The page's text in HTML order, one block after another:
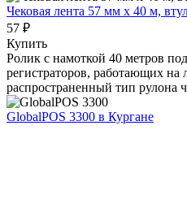
Чековая лента 57 мм x 40 м,
57 ₽
Купить
Ролик с намоткой 40 метров
регистраторов, работающих
распространенный тип рулона
GlobalPOS 3300 в Кургане